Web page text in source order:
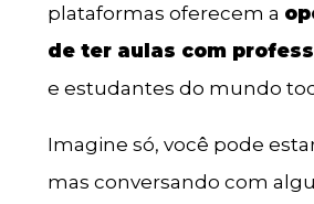
plataformas oferecem a
de ter aulas com
e estudantes do mundo
Imagine só, você pode
mas conversando com